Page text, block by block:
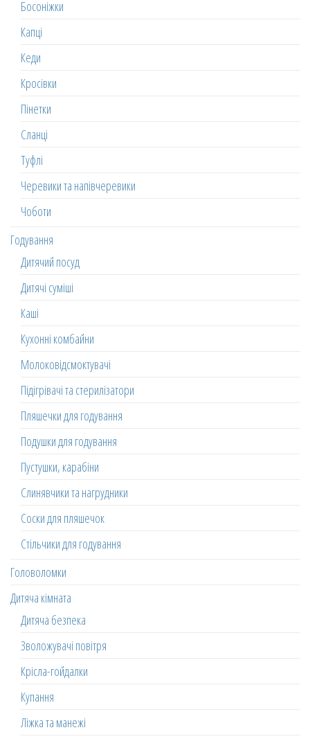
Босоніжки
Капці
Кеди
Кросівки
Пінетки
Сланці
Туфлі
Черевики та напівчеревики
Чоботи
Годування
Дитячий посуд
Дитячі суміші
Каші
Кухонні комбайни
Молоковідсмоктувачі
Підігрівачі та стерилізатори
Пляшечки для годування
Подушки для годування
Пустушки, карабіни
Слинявчики та нагрудники
Соски для пляшечок
Стільчики для годування
Головоломки
Дитяча кімната
Дитяча безпека
Зволожувачі повітря
Крісла-гойдалки
Купання
Ліжка та манежі